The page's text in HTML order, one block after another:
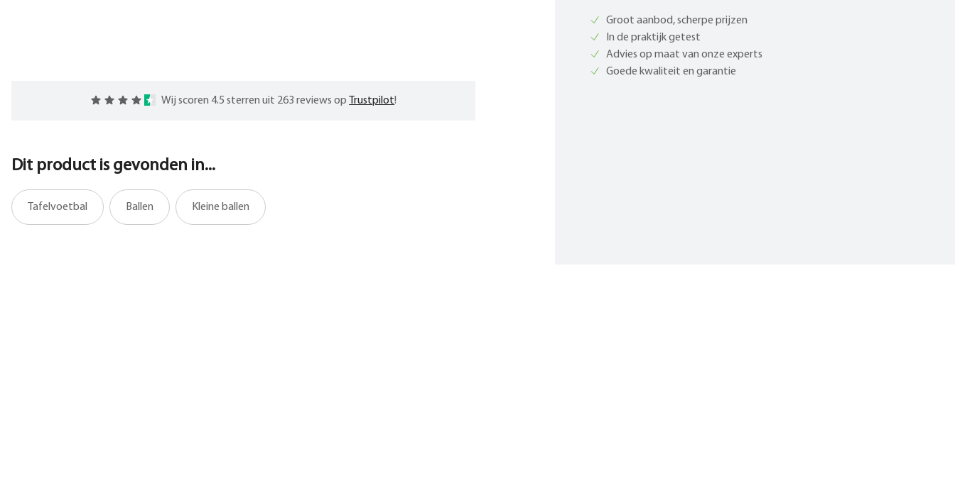
Groot aanbod, scherpe prijzen
In de praktijk getest
Advies op maat van onze experts
Goede kwaliteit en garantie
Wij scoren 4.5 sterren uit 263 reviews op Trustpilot!
Dit product is gevonden in...
Tafelvoetbal Ballen Kleine ballen